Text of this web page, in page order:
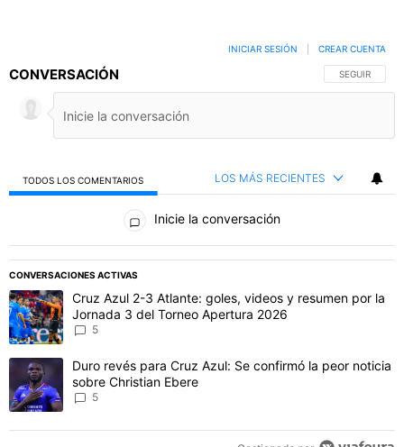
CONVERSACIÓN SIGA ESTA
SEGUIR
INICIAR SESIÓN CREAR CUENTA
TODOS LOS COMENTARIOS LOS MÁS RECIENTES
Todos los comentarios
Inicie la conversación
CONVERSACIONES ACTIVAS
Este listado muestra los artículos con más comentarios en los
Un artículo de tendencia con el título "Cruz Azul 2-3 Atlante:
Cruz Azul 2-3 Atlante: goles, videos y resumen por la
Jornada 3 del Torneo Apertura 2026